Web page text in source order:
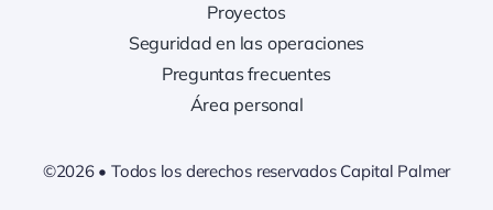
Proyectos
Seguridad en las operaciones
Preguntas frecuentes
Área personal
©2026 • Todos los derechos reservados Capital Palmer